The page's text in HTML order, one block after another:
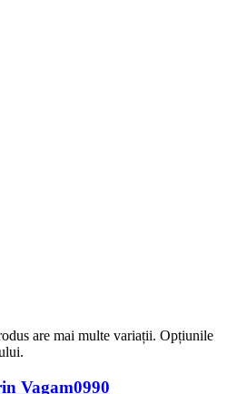
are mai multe variații. Opțiunile
Vagam0990